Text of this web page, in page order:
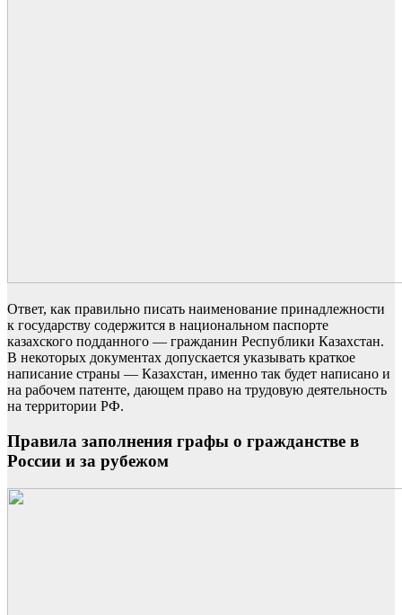
Ответ, как правильно писать наименование принадлежности
к государству содержится в национальном паспорте
казахского подданного — гражданин Республики Казахстан.
В некоторых документах допускается указывать краткое
написание страны — Казахстан, именно так будет написано и
на рабочем патенте, дающем право на трудовую деятельность
на территории РФ.
Правила заполнения графы о гражданстве в
России и за рубежом